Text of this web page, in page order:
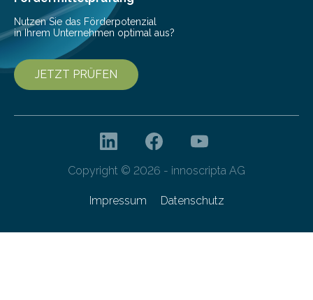
Technologien…
Nutzen Sie das Förderpotenzial
in Ihrem Unternehmen optimal aus?
JETZT PRÜFEN
Copyright © 2026 - innoscripta AG
Impressum Datenschutz